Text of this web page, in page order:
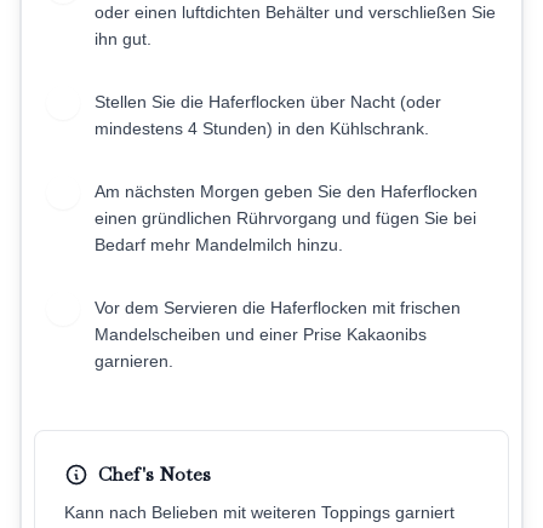
oder einen luftdichten Behälter und verschließen Sie
ihn gut.
Stellen Sie die Haferflocken über Nacht (oder
mindestens 4 Stunden) in den Kühlschrank.
Am nächsten Morgen geben Sie den Haferflocken
einen gründlichen Rührvorgang und fügen Sie bei
Bedarf mehr Mandelmilch hinzu.
Vor dem Servieren die Haferflocken mit frischen
Mandelscheiben und einer Prise Kakaonibs
garnieren.
Chef's Notes
Kann nach Belieben mit weiteren Toppings garniert